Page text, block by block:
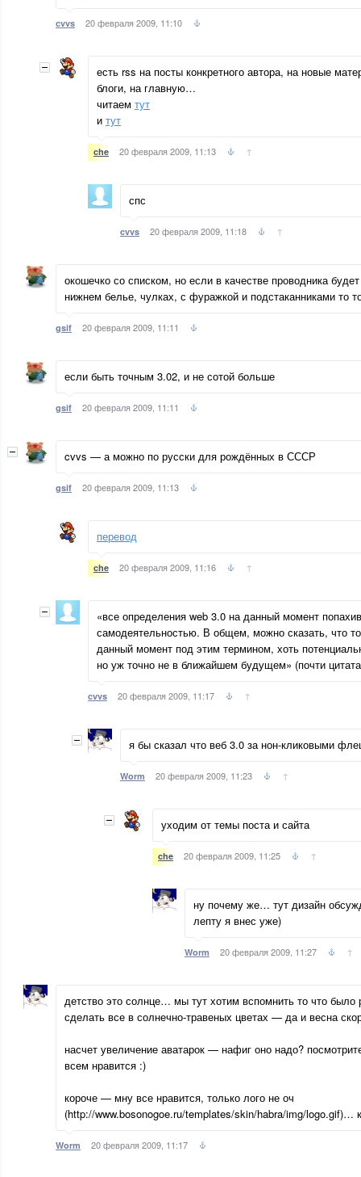
cvvs 20 февраля 2009, 11:10
есть rss на посты конкретного автора, на новые
блоги, на главную…
читаем тут
и тут
che 20 февраля 2009, 11:13 ↑
спс
cvvs 20 февраля 2009, 11:18 ↑
окошечко со списком, но если в качестве проводника
нижнем белье, чулках, с фуражкой и подстаканниками то
gsif 20 февраля 2009, 11:11
если быть точным 3.02, и не сотой больше
gsif 20 февраля 2009, 11:11
cvvs — а можно по русски для рождённых в СССР
gsif 20 февраля 2009, 11:13
перевод
che 20 февраля 2009, 11:16 ↑
«все определения web 3.0 на данный момент
самодеятельностью. В общем, можно сказать, что
данный момент под этим термином, хоть
но уж точно не в ближайшем будущем» (почти
cvvs 20 февраля 2009, 11:17 ↑
я бы сказал что веб 3.0 за нон-кликовыми
Worm 20 февраля 2009, 11:23 ↑
уходим от темы поста и сайта
che 20 февраля 2009, 11:25 ↑
ну почему же… тут дизайн
лепту я внес уже)
Worm 20 февраля 2009, 11:27 ↑
детство это солнце… мы тут хотим вспомнить то что
сделать все в солнечно-травеных цветах — да и весна
насчет увеличение аватарок — нафиг оно надо?
всем нравится :)
короче — мну все нравится, только лого не оч
(http://www.bosonogoe.ru/templates/skin/habra/img/logo.gif)…
Worm 20 февраля 2009, 11:17